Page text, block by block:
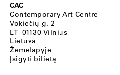
CAC
Contemporary Art Centre
Vokiečių g. 2
LT–01130 Vilnius
Lietuva
Žemėlapyje
Įsigyti bilietą